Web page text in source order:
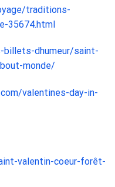
traditions-
35674.html
billets-dhumeur/saint-
monde/
valentines-day-in-
valentin-coeur-forêt-